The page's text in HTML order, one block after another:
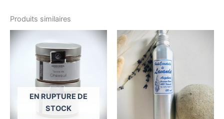
Produits similaires
EN RUPTURE DE
STOCK